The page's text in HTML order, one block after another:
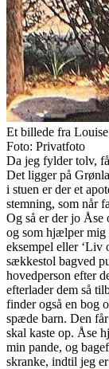
Et billede fra
Foto: Privatfoto
Da jeg fylder tolv,
Det ligger på
i stuen er der et
stemning, som når
Og så er der jo Åse
og som hjælper mig
eksempel eller ‘Liv
sækkestol bagved
hovedperson efter
efterlader dem så
finder også en bog
spæde barn. Den
skal kaste op. Åse
min pande, og
skranke, indtil jeg